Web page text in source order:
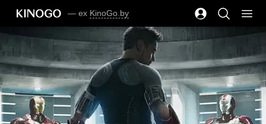
— ex KinoGo.by